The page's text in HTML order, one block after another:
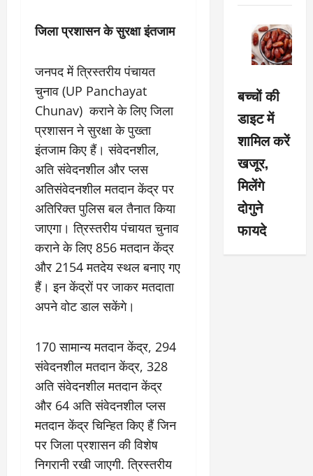
जिला प्रशासन के सुरक्षा इंतजाम
जनपद में त्रिस्तरीय पंचायत
चुनाव (UP Panchayat
Chunav) कराने के लिए जिला
प्रशासन ने सुरक्षा के पुख्ता
इंतजाम किए हैं। संवेदनशील,
अति संवेदनशील और प्लस
अतिसंवेदनशील मतदान केंद्र पर
अतिरिक्त पुलिस बल तैनात किया
जाएगा। त्रिस्तरीय पंचायत चुनाव
कराने के लिए 856 मतदान केंद्र
और 2154 मतदेय स्थल बनाए गए
हैं। इन केंद्रों पर जाकर मतदाता
अपने वोट डाल सकेंगे।
170 सामान्य मतदान केंद्र, 294
संवेदनशील मतदान केंद्र, 328
अति संवेदनशील मतदान केंद्र
और 64 अति संवेदनशील प्लस
मतदान केंद्र चिन्हित किए हैं जिन
पर जिला प्रशासन की विशेष
निगरानी रखी जाएगी. त्रिस्तरीय
बच्चों की
डाइट में
शामिल करें
खजूर,
मिलेंगे
दोगुने
फायदे